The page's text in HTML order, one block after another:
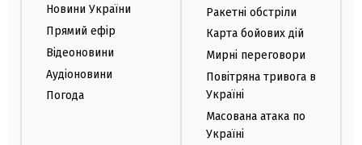
Новини України
Прямий ефір
Відеоновини
Аудіоновини
Погода
Ракетні обстріли
Карта бойових дій
Мирні переговори
Повітряна тривога в
Україні
Масована атака по
Україні